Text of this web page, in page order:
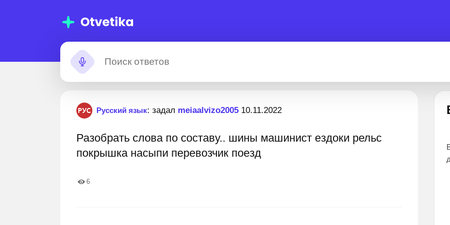
Русский язык: задал meiaalvizo2005 10.11.2022
Разобрать слова по составу.. шины машинист ездоки рельс
покрышка насыпи перевозчик поезд
6
Застрял?
Лучшие эксперты готовы помочь 24 часа
Все эксперты прошли тщательный отбор и